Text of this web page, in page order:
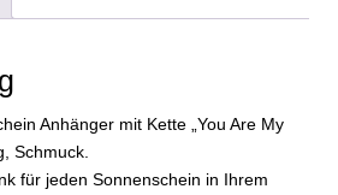
Anhänger mit Kette „You Are My
Schmuck.
für jeden Sonnenschein in Ihrem